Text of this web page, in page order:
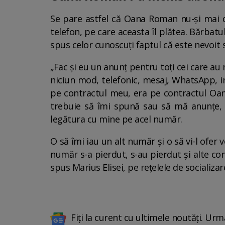
Se pare astfel că Oana Roman nu-și
telefon, pe care aceasta îl plătea.
spus celor cunoscuți faptul că este nevoit
„Fac și eu un anunț pentru toți cei care
niciun mod, telefonic, mesaj,
pe contractul meu, era pe contractul
trebuie să îmi spună sau să mă
legătura cu mine pe acel număr.
O să îmi iau un alt număr și o să vi-l ofer
număr s-a pierdut, s-au pierdut și alte
spus Marius Elisei, pe rețelele de
Fiți la curent cu ultimele noutăți.